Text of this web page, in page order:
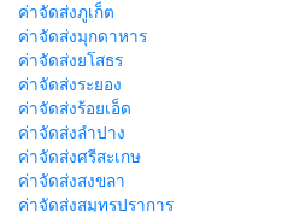
ค่าจัดส่งภูเก็ต
ค่าจัดส่งมุกดาหาร
ค่าจัดส่งยโสธร
ค่าจัดส่งระยอง
ค่าจัดส่งร้อยเอ็ด
ค่าจัดส่งลำปาง
ค่าจัดส่งศรีสะเกษ
ค่าจัดส่งสงขลา
ค่าจัดส่งสมุทรปราการ